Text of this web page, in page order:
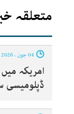
متعلقہ
امریکہ